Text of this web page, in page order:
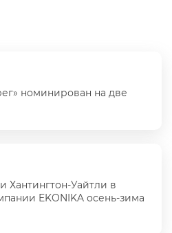
номинирован на две
Хантингтон-Уайтли в
EKONIKA осень-зима